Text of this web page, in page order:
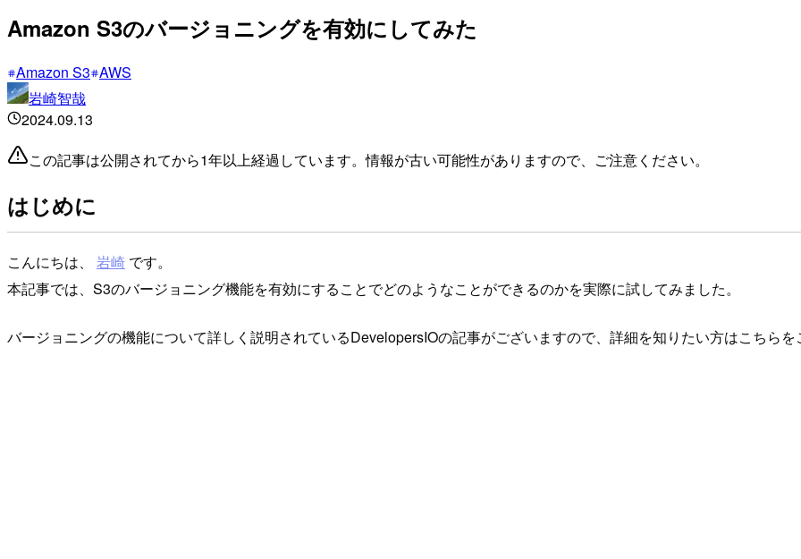
Amazon S3のバージョニングを有効にしてみた
Amazon S3 AWS
岩崎智哉
2024.09.13
この記事は公開されてから1年以上経過しています。情報が古い可能性がありますので、ご注意ください。
はじめに
こんにちは、 岩崎 です。
本記事では、S3のバージョニング機能を有効にすることでどのようなことができるのかを実際に試してみました。
バージョニングの機能について詳しく説明されているDevelopersIOの記事がございますので、詳細を知りたい方はこちらを